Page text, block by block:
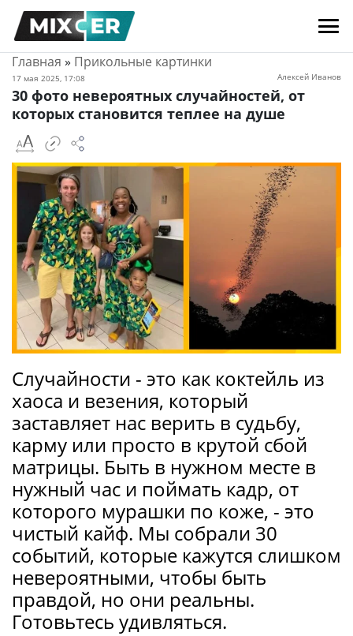
Главная » Прикольные картинки
17 мая 2025, 17:08 Алексей Иванов
30 фото невероятных случайностей, от
которых становится теплее на душе
Случайности - это как коктейль из
хаоса и везения, который
заставляет нас верить в судьбу,
карму или просто в крутой сбой
матрицы. Быть в нужном месте в
нужный час и поймать кадр, от
которого мурашки по коже, - это
чистый кайф. Мы собрали 30
событий, которые кажутся слишком
невероятными, чтобы быть
правдой, но они реальны.
Готовьтесь удивляться.